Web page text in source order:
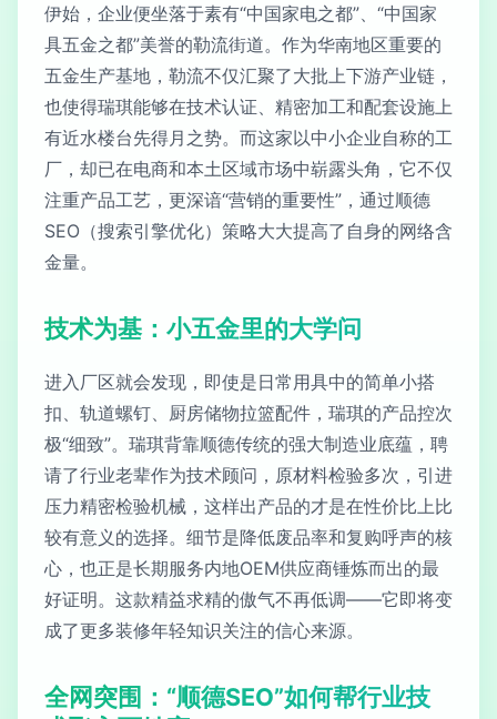
伊始，企业便坐落于素有“中国家电之都”、“中国家
具五金之都”美誉的勒流街道。作为华南地区重要的
五金生产基地，勒流不仅汇聚了大批上下游产业链，
也使得瑞琪能够在技术认证、精密加工和配套设施上
有近水楼台先得月之势。而这家以中小企业自称的工
厂，却已在电商和本土区域市场中崭露头角，它不仅
注重产品工艺，更深谙“营销的重要性”，通过顺德
SEO（搜索引擎优化）策略大大提高了自身的网络含
金量。
技术为基：小五金里的大学问
进入厂区就会发现，即使是日常用具中的简单小搭
扣、轨道螺钉、厨房储物拉篮配件，瑞琪的产品控次
极“细致”。瑞琪背靠顺德传统的强大制造业底蕴，聘
请了行业老辈作为技术顾问，原材料检验多次，引进
压力精密检验机械，这样出产品的才是在性价比上比
较有意义的选择。细节是降低废品率和复购呼声的核
心，也正是长期服务内地OEM供应商锤炼而出的最
好证明。这款精益求精的傲气不再低调——它即将变
成了更多装修年轻知识关注的信心来源。
全网突围：“顺德SEO”如何帮行业技